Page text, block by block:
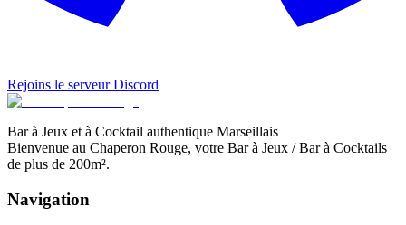
Rejoins le serveur Discord
Bar à Jeux et à Cocktail authentique Marseillais
Bienvenue au Chaperon Rouge, votre Bar à Jeux / Bar à Cocktails
de plus de 200m².
Navigation